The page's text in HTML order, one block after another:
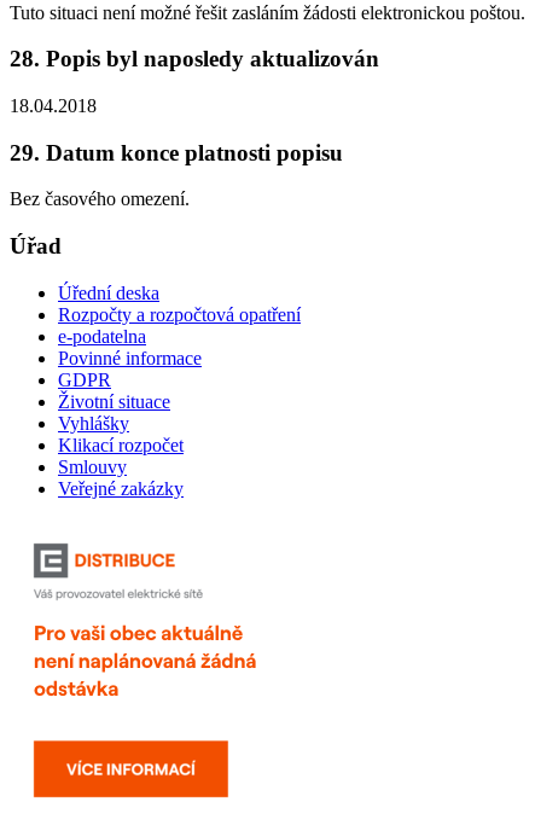
Tuto situaci není možné řešit zasláním žádosti elektronickou poštou.
28. Popis byl naposledy aktualizován
18.04.2018
29. Datum konce platnosti popisu
Bez časového omezení.
Úřad
Úřední deska
Rozpočty a rozpočtová opatření
e-podatelna
Povinné informace
GDPR
Životní situace
Vyhlášky
Klikací rozpočet
Smlouvy
Veřejné zakázky